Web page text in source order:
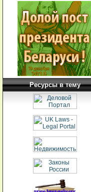
Ресурсы в тему